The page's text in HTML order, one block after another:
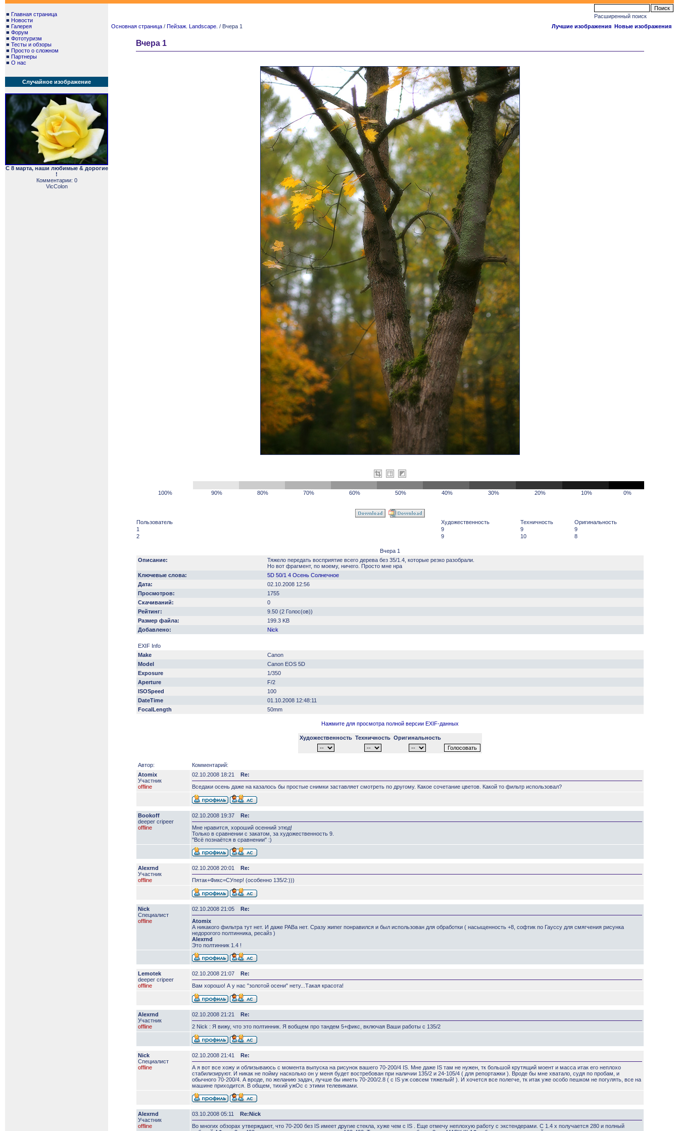
■ Главная страница
■ Новости
■ Галерея
■ Форум
■ Фототуризм
■ Тесты и обзоры
■ Просто о сложном
■ Партнеры
■ О нас
Случайное изображение
С 8 марта, наши любимые & дорогие
!
Комментарии: 0
VicColon
Расширенный поиск
Основная страница / Пейзаж. Landscape. / Вчера 1 Лучшие изображения Новые изображения
Вчера 1
100% 90% 80% 70% 60% 50% 40% 30% 20% 10% 0%
Пользователь Художественность Техничность
Оригинальность
1
9 9
9
2
9 10 8
Вчера 1
Описание:
Тяжело передать восприятие всего дерева без 35/1.4, которые резко разобрали.
Но вот фрагмент, по моему, ничего. Просто мне нра
Ключевые слова:
5D 50/1 4 Осень Солнечное
Дата:
02.10.2008 12:56
Просмотров:
1755
Скачиваний:
0
Рейтинг:
9.50 (2 Голос(ов))
Размер файла:
199.3 KB
Добавлено:
Nick
EXIF Info
Make
Canon
Model
Canon EOS 5D
Exposure
1/350
Aperture
F/2
ISOSpeed
100
DateTime
01.10.2008 12:48:11
FocalLength
50mm
Нажмите для просмотра полной версии EXIF-данных
Художественность Техничность Оригинальность
Автор:
Комментарий:
Atomix
Участник
offline
02.10.2008 18:21
Re:
Вседаки осень даже на казалось бы простые снимки заставляет смотреть по другому. Какое сочетание цветов. Какой то фильтр использовал?
Bookoff
deeper сripeer
offline
02.10.2008 19:37
Re:
Мне нравится, хороший осенний этюд!
Только в сравнении с закатом, за художественность 9.
"Всё познаётся в сравнении" :)
Alexrnd
Участник
offline
02.10.2008 20:01
Re:
Пятак+Фикс=СУпер! (особенно 135/2:)))
Nick
Специалист
offline
02.10.2008 21:05
Re:
Atomix
А никакого фильтра тут нет. И даже РАВа нет. Сразу жипег понравился и был использован для обработки ( насыщенность +8, софтик по Гауссу для смягчения рисунка
недорогого полтинника, ресайз )
Alexrnd
Это полтинник 1.4 !
Lemotek
deeper сripeer
offline
02.10.2008 21:07
Re:
Вам хорошо! А у нас "золотой осени" нету...Такая красота!
Alexrnd
Участник
offline
02.10.2008 21:21
Re:
2 Nick : Я вижу, что это полтинник. Я вобщем про тандем 5+фикс, включая Ваши работы с 135/2
Nick
Специалист
offline
02.10.2008 21:41
Re:
А я вот все хожу и облизываюсь с момента выпуска на рисунок вашего 70-200/4 IS. Мне даже IS там не нужен, тк большой крутящий моент и масса итак его неплохо
стабилизируют. И никак не пойму насколько он у меня будет востребован при наличии 135/2 и 24-105/4 ( для репортажки ). Вроде бы мне хватало, судя по пробам, и
обычного 70-200/4. А вроде, по желанию задач, лучше бы иметь 70-200/2.8 ( с IS уж совсем тяжелый! ). И хочется все полегче, тк итак уже особо пешком не погулять, все на
машине приходится. В общем, тихий ужОс с этими телевиками.
Alexrnd
Участник
offline
03.10.2008 05:11
Re:Nick
Во многих обзорах утверждают, что 70-200 без IS имеет другие стекла, хуже чем с IS . Еще отмечу неплохую работу с экстендерами. С 1.4 х получается 280 и полный